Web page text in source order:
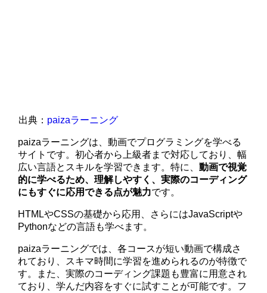
出典： paizaラーニング
paizaラーニングは、動画でプログラミングを学べる
サイトです。初心者から上級者まで対応しており、幅
広い言語とスキルを学習できます。特に、動画で視覚
的に学べるため、理解しやすく、実際のコーディング
にもすぐに応用できる点が魅力です。
HTMLやCSSの基礎から応用、さらにはJavaScriptや
Pythonなどの言語も学べます。
paizaラーニングでは、各コースが短い動画で構成さ
れており、スキマ時間に学習を進められるのが特徴で
す。また、実際のコーディング課題も豊富に用意され
ており、学んだ内容をすぐに試すことが可能です。フ